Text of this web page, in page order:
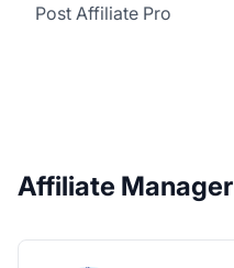
Post Affiliate Pro
Affiliate Manager